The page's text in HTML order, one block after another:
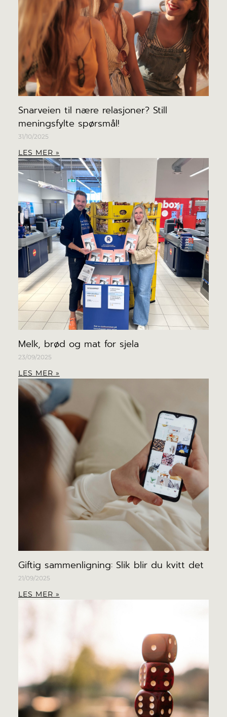
Snarveien til nære relasjoner? Still
meningsfylte spørsmål!
31/10/2025
LES MER »
Melk, brød og mat for sjela
23/09/2025
LES MER »
Giftig sammenligning: Slik blir du kvitt det
21/09/2025
LES MER »